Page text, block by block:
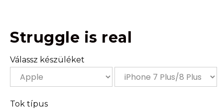
Struggle is real
Válassz készüléket
Tok típus